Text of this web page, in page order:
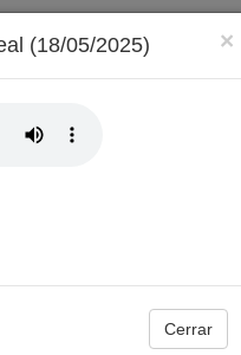
×
(18/05/2025)
Cerrar